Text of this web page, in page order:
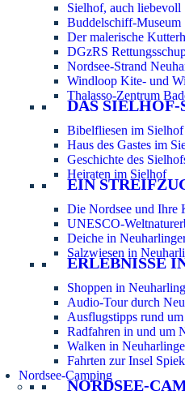
Sielhof, auch liebevoll
Buddelschiff-Museum
Der malerische
DGzRS
Nordsee-Strand
Windloop Kite- und
Thalasso-Zentrum
DAS SIELHOF-
Bibelfliesen im Sielhof
Haus des Gastes im
Geschichte des
Heiraten im Sielhof
EIN
Die Nordsee und Ihre
UNESCO-
Deiche in
Salzwiesen in
ERLEBNISSE
Shoppen in
Audio-Tour durch
Ausflugstipps rund
Radfahren in und um
Walken in
Fahrten zur Insel
Nordsee-Camping
NORDSEE-